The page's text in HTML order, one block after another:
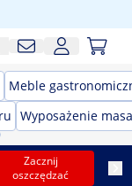
Meble
Wyposażenie
Zacznij
oszczędzać